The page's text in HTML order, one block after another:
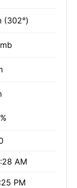
(302°)
AM
PM